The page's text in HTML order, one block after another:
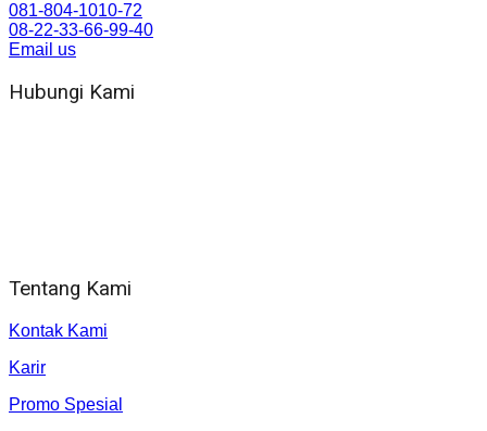
081-804-1010-72
08-22-33-66-99-40
Email us
Hubungi Kami
Tentang Kami
Kontak Kami
Karir
Promo Spesial